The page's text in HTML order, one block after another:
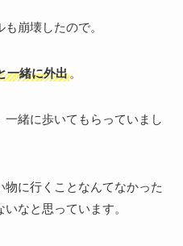
崩壊したので。
一緒に外出。
緒に歩いてもらっていまし
に行くことなんてなかった
なと思っています。